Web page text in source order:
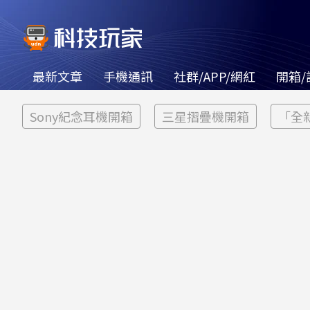
最新文章 手機通訊 社群/APP/網紅 開箱/
Sony紀念耳機開箱 三星摺疊機開箱 「